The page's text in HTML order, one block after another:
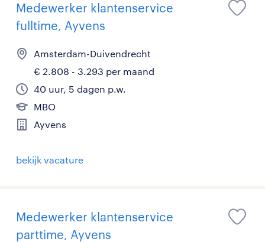
Medewerker klantenservice
fulltime, Ayvens
Amsterdam-Duivendrecht
€ 2.808 - 3.293 per maand
40 uur, 5 dagen p.w.
MBO
Ayvens
bekijk vacature
Medewerker klantenservice
parttime, Ayvens